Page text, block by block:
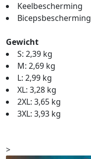
Keelbescherming
Bicepsbescherming
Gewicht
S: 2,39 kg
M: 2,69 kg
L: 2,99 kg
XL: 3,28 kg
2XL: 3,65 kg
3XL: 3,93 kg
>